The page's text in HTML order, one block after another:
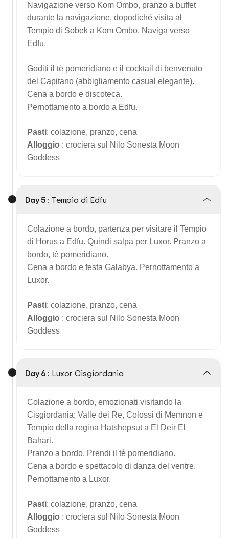
Navigazione verso Kom Ombo, pranzo a buffet
durante la navigazione, dopodiché visita al
Tempio di Sobek a Kom Ombo. Naviga verso
Edfu.
Goditi il tè pomeridiano e il cocktail di benvenuto
del Capitano (abbigliamento casual elegante).
Cena a bordo e discoteca.
Pernottamento a bordo a Edfu.
Pasti: colazione, pranzo, cena
Alloggio : crociera sul Nilo Sonesta Moon
Goddess
Day 5 : Tempio di Edfu
Colazione a bordo, partenza per visitare il Tempio
di Horus a Edfu. Quindi salpa per Luxor. Pranzo a
bordo, tè pomeridiano.
Cena a bordo e festa Galabya. Pernottamento a
Luxor.
Pasti: colazione, pranzo, cena
Alloggio : crociera sul Nilo Sonesta Moon
Goddess
Day 6 : Luxor Cisgiordania
Colazione a bordo, emozionati visitando la
Cisgiordania; Valle dei Re, Colossi di Memnon e
Tempio della regina Hatshepsut a El Deir El
Bahari.
Pranzo a bordo. Prendi il tè pomeridiano.
Cena a bordo e spettacolo di danza del ventre.
Pernottamento a Luxor.
Pasti: colazione, pranzo, cena
Alloggio : crociera sul Nilo Sonesta Moon
Goddess